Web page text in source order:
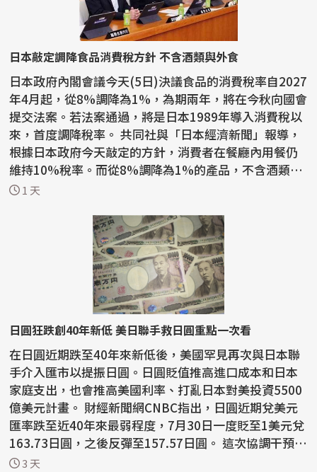
日本敲定調降食品消費稅方針 不含酒類與外食
日本政府內閣會議今天(5日)決議食品的消費稅率自2027
年4月起，從8%調降為1%，為期兩年，將在今秋向國會
提交法案。若法案通過，將是日本1989年導入消費稅以
來，首度調降稅率。 共同社與「日本經濟新聞」報導，
根據日本政府今天敲定的方針，消費者在餐廳內用餐仍
維持10%稅率。而從8%調降為1%的產品，不含酒類與
外食。...
1 天
日圓狂跌創40年新低 美日聯手救日圓重點一次看
在日圓近期跌至40年來新低後，美國罕見再次與日本聯
手介入匯市以提振日圓。日圓貶值推高進口成本和日本
家庭支出，也會推高美國利率、打亂日本對美投資5500
億美元計畫。 財經新聞網CNBC指出，日圓近期兌美元
匯率跌至近40年來最弱程度，7月30日一度貶至1美元兌
163.73日圓，之後反彈至157.57日圓。 這次協調干預是
美日...
3 天